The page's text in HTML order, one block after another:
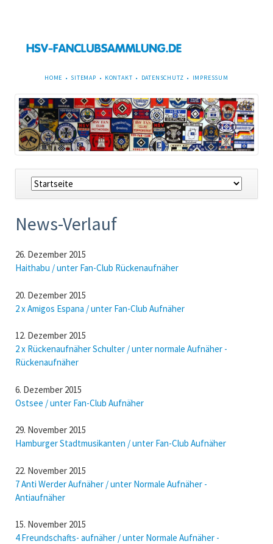
NAVIGATION
HOME SITEMAP KONTAKT DATENSCHUTZ IMPRESSUM
Navigation
überspringen
News-Verlauf
26. Dezember 2015
Haithabu / unter Fan-Club Rückenaufnäher
20. Dezember 2015
2 x Amigos Espana / unter Fan-Club Aufnäher
12. Dezember 2015
2 x Rückenaufnäher Schulter / unter normale Aufnäher -
Rückenaufnäher
6. Dezember 2015
Ostsee / unter Fan-Club Aufnäher
29. November 2015
Hamburger Stadtmusikanten / unter Fan-Club Aufnäher
22. November 2015
7 Anti Werder Aufnäher / unter Normale Aufnäher -
Antiaufnäher
15. November 2015
4 Freundschafts- aufnäher / unter Normale Aufnäher -